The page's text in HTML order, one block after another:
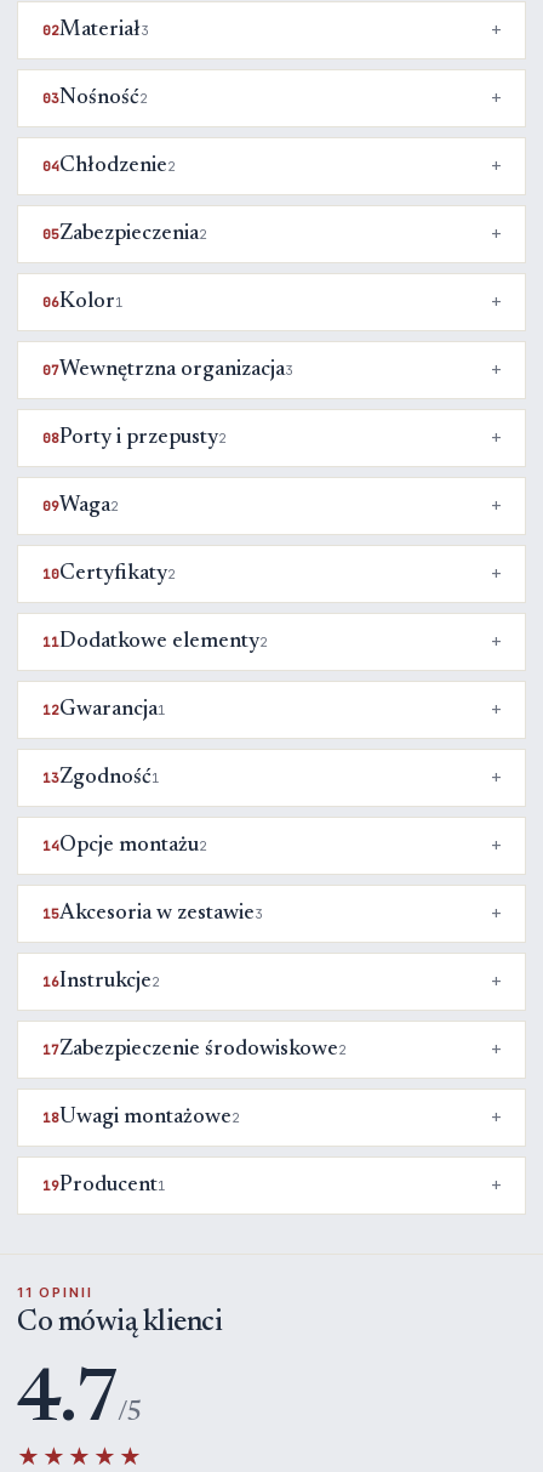
02Materiał3
03Nośność2
04Chłodzenie2
05Zabezpieczenia2
06Kolor1
07Wewnętrzna organizacja3
08Porty i przepusty2
09Waga2
10Certyfikaty2
11Dodatkowe elementy2
12Gwarancja1
13Zgodność1
14Opcje montażu2
15Akcesoria w zestawie3
16Instrukcje2
17Zabezpieczenie środowiskowe2
18Uwagi montażowe2
19Producent1
11 OPINII
Co mówią klienci
4.7/5
★★★★★